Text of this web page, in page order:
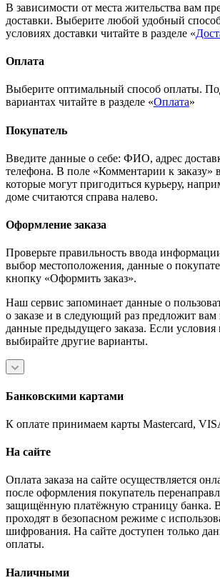
В зависимости от места жительства вам
доставки. Выберите любой удобный
условиях доставки читайте в разделе «
Оплата
Выберите оптимальный способ оплаты.
вариантах читайте в разделе «Оплата»
Покупатель
Введите данные о себе: ФИО, адрес
телефона. В поле «Комментарии к заказу»
которые могут пригодиться курьеру,
доме считаются справа налево.
Оформление заказа
Проверьте правильность ввода
выбор местоположения, данные о
кнопку «Оформить заказ».
Наш сервис запоминает данные о
о заказе и в следующий раз предложит вам
данные предыдущего заказа. Если условия
выбирайте другие варианты.
Банковскими картами
К оплате принимаем карты Mastercard,
На сайте
Оплата заказа на сайте осуществляется
после оформления покупатель
защищённую платёжную страницу банка.
проходят в безопасном режиме с
шифрования. На сайте доступен только
оплаты.
Наличными